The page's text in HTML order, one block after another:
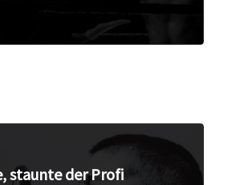
staunte der Profi